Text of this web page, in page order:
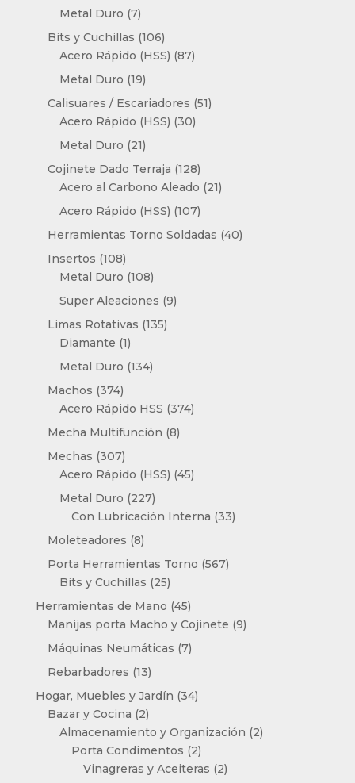
Metal Duro 77
productos
Bits y Cuchillas 106106
productos
Acero Rápido (HSS) 8787
Metal Duro 1919
productos
Calisuares / Escariadores 5151
Acero Rápido (HSS) 3030
Metal Duro 2121
productos
Cojinete Dado Terraja 128128
productos
Acero al Carbono Aleado 2121
Acero Rápido (HSS) 107107
productos
Herramientas Torno Soldadas 4040
Insertos 108108
productos
Metal Duro 108108
productos
Super Aleaciones 99
Limas Rotativas 135135
Diamante 11
producto
Metal Duro 134134
Machos 374374
productos
Acero Rápido HSS 374374
Mecha Multifunción 88
Mechas 307307
productos
Acero Rápido (HSS) 4545
Metal Duro 227227
productos
Con Lubricación Interna 3333
Moleteadores 88
productos
Porta Herramientas Torno 567567
Bits y Cuchillas 2525
productos
Herramientas de Mano 4545
productos
Manijas porta Macho y Cojinete 99
Máquinas Neumáticas 77
Rebarbadores 1313
productos
Hogar, Muebles y Jardín 3434
Bazar y Cocina 22
productos
Almacenamiento y Organización 22
Porta Condimentos 22
productos
Vinagreras y Aceiteras 22